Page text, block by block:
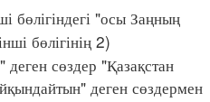
бөлігіндегі "осы Заңның
бөлігінің 2)
деген сөздер "Қазақстан
деген сөздермен